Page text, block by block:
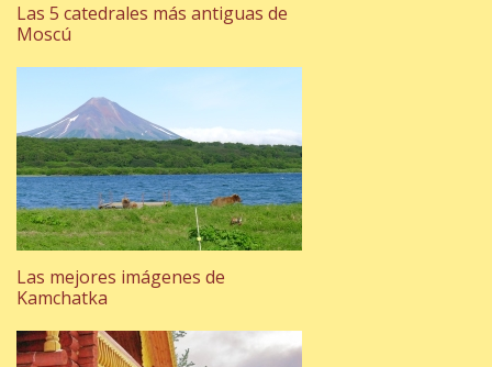
Las 5 catedrales más antiguas de
Moscú
Las mejores imágenes de
Kamchatka